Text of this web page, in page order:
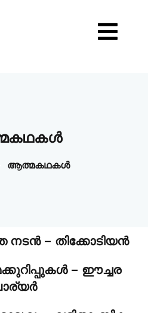
ആത്മകഥകള്‍
– തിക്കോടിയന്‍
– ഈച്ചര